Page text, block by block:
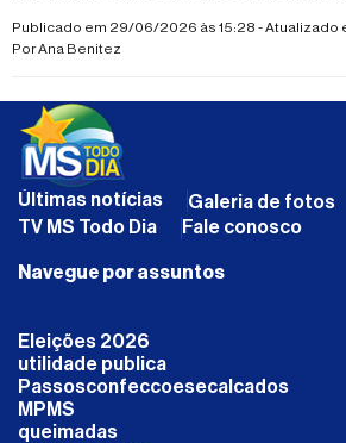
hexacampeonato
Publicado em 29/06/2026 às 15:28 - Atualizado
PorAna Benitez
Últimas notícias Galeria de fotos
TV MS Todo Dia
Fale conosco
Navegue por assuntos
Eleições 2026
utilidade publica
Passosconfeccoesecalcados
MPMS
queimadas